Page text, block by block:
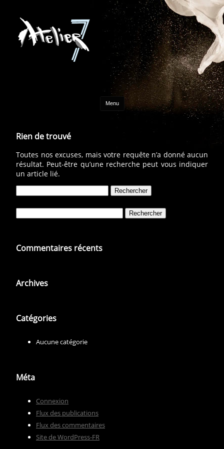
Menu Aller au contenu
Rien de trouvé
Toutes nos excuses, mais votre requête n’a donné aucun
résultat. Peut-être qu’une recherche peut vous indiquer
un article lié.
Commentaires récents
Archives
Catégories
Aucune catégorie
Méta
Connexion
Flux des publications
Flux des commentaires
Site de WordPress-FR